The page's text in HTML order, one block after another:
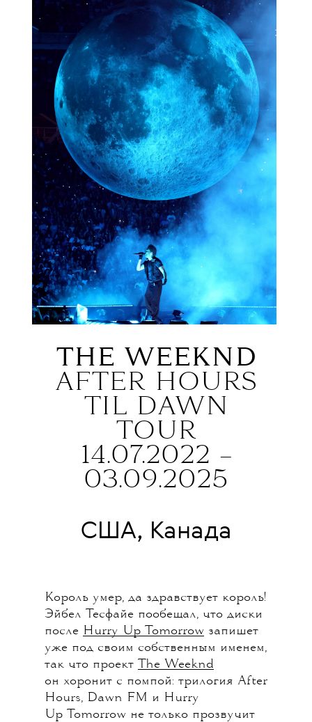
THE WEEKND
AFTER HOURS
TIL DAWN
TOUR
14.07.2022 –
03.09.2025
США, Канада
Король умер, да здравствует король!
Эйбел Тесфайе пообещал, что диски
после Hurry Up Tomorrow запишет
уже под своим собственным именем,
так что проект The Weeknd
он хоронит с помпой: трилогия After
Hours, Dawn FM и Hurry
Up Tomorrow не только прозвучит